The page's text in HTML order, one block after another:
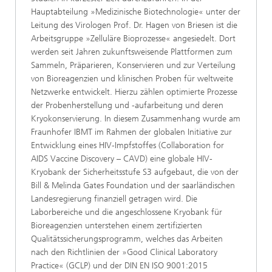
Hauptabteilung »Medizinische Biotechnologie« unter der
Leitung des Virologen Prof. Dr. Hagen von Briesen ist die
Arbeitsgruppe »Zelluläre Bioprozesse« angesiedelt. Dort
werden seit Jahren zukunftsweisende Plattformen zum
Sammeln, Präparieren, Konservieren und zur Verteilung
von Bioreagenzien und klinischen Proben für weltweite
Netzwerke entwickelt. Hierzu zählen optimierte Prozesse
der Probenherstellung und -aufarbeitung und deren
Kryokonservierung. In diesem Zusammenhang wurde am
Fraunhofer IBMT im Rahmen der globalen Initiative zur
Entwicklung eines HIV-Impfstoffes (Collaboration for
AIDS Vaccine Discovery – CAVD) eine globale HIV-
Kryobank der Sicherheitsstufe S3 aufgebaut, die von der
Bill & Melinda Gates Foundation und der saarländischen
Landesregierung finanziell getragen wird. Die
Laborbereiche und die angeschlossene Kryobank für
Bioreagenzien unterstehen einem zertifizierten
Qualitätssicherungsprogramm, welches das Arbeiten
nach den Richtlinien der »Good Clinical Laboratory
Practice« (GCLP) und der DIN EN ISO 9001:2015